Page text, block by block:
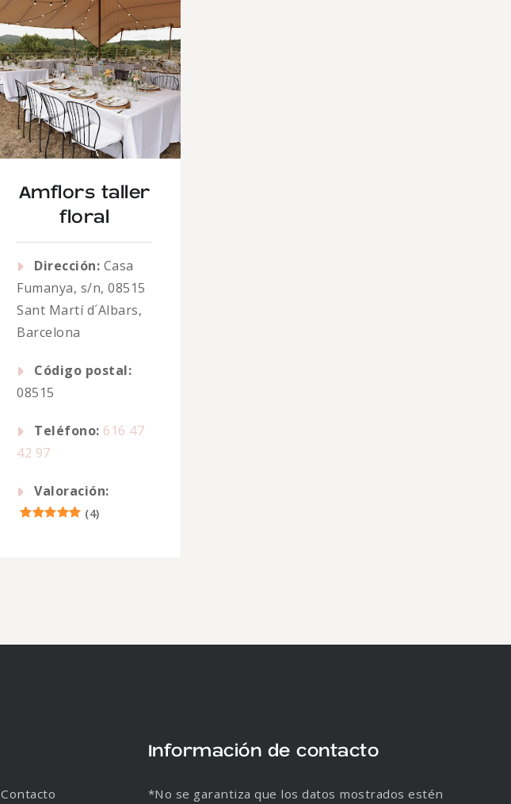
Amflors taller
floral
Dirección: Casa
Fumanya, s/n, 08515
Sant Martí d´Albars,
Barcelona
Código postal:
08515
Teléfono: 616 47
42 97
Valoración:
(4)
Contacto
Información de contacto
*No se garantiza que los datos mostrados estén